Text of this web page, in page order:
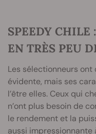
SPEEDY CHILE
EN TRÈS PEU
Les sélectionneurs
évidente, mais ses
l’être elles. Ceux qui
n’ont plus besoin de
le rendement et la
aussi impressionnante